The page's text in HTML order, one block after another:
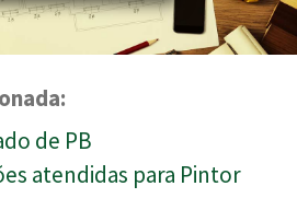
de PB
atendidas para Pintor